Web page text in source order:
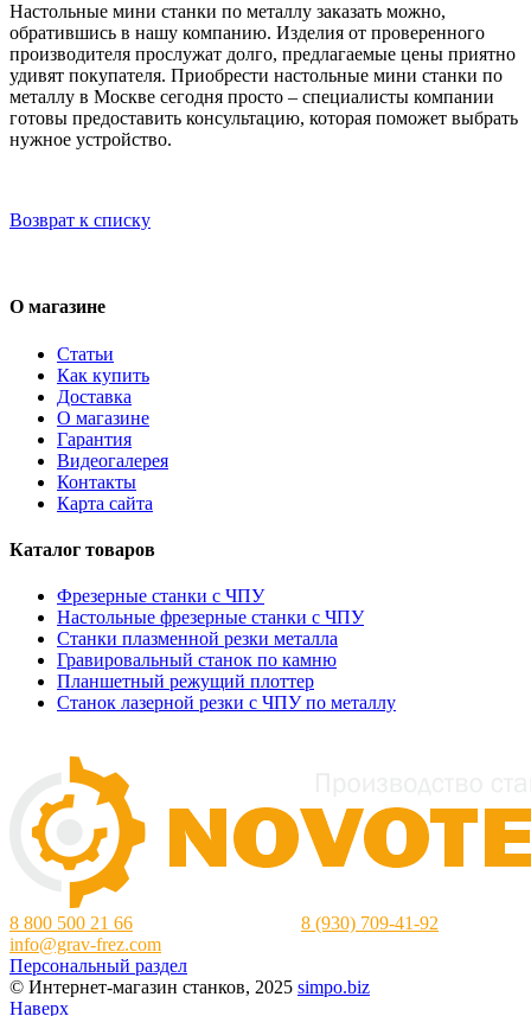
Настольные мини станки по металлу заказать можно,
обратившись в нашу компанию. Изделия от проверенного
производителя прослужат долго, предлагаемые цены приятно
удивят покупателя. Приобрести настольные мини станки по
металлу в Москве сегодня просто – специалисты компании
готовы предоставить консультацию, которая поможет выбрать
нужное устройство.
Возврат к списку
О магазине
Статьи
Как купить
Доставка
О магазине
Гарантия
Видеогалерея
Контакты
Карта сайта
Каталог товаров
Фрезерные станки с ЧПУ
Настольные фрезерные станки с ЧПУ
Станки плазменной резки металла
Гравировальный станок по камню
Планшетный режущий плоттер
Станок лазерной резки с ЧПУ по металлу
8 800 500 21 66
8 (930) 709-41-92
info@grav-frez.com
Персональный раздел
© Интернет-магазин станков, 2025 simpo.biz
Наверх